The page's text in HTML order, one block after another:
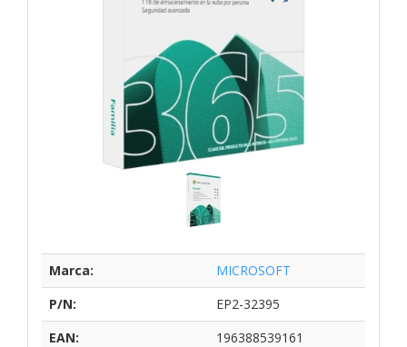
Marca:
MICROSOFT
P/N:
EP2-32395
EAN:
196388539161